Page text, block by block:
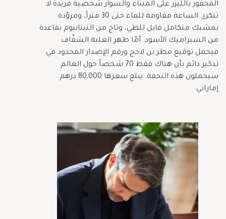
المحفور بالليزر على الميناء والسوار شخصية فريدة لا
تتكرر. الساعة مقاومة للماء حتى 30 متراً، ومزوّدة
بمشبك متكامل قابل للطي، وتاج من التيتانيوم بقاعدة
من السيراميك الأسود. أمّا ظهر العلبة الشفّاف
فيحمل توقيع مطر بن لاحج ورقم الإصدار المحدود في
تذكير دائم بأن هناك فقط 70 شخصاً حول العالم
سيحملون هذه التحفة. يبلغ سعرها 80,000 درهم
إماراتي.